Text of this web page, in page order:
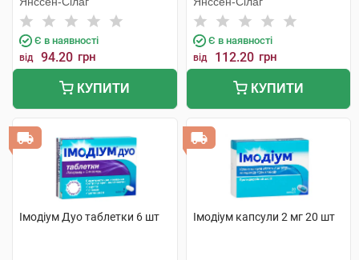
Є в наявності
від 94.20 грн
КУПИТИ
Є в наявності
від 112.20 грн
КУПИТИ
Імодіум Дуо таблетки 6 шт Імодіум капсули 2 мг 20 шт